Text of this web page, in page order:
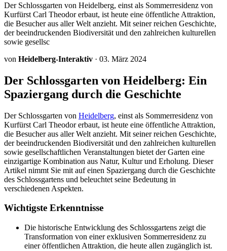
Der Schlossgarten von Heidelberg, einst als Sommerresidenz von
Kurfürst Carl Theodor erbaut, ist heute eine öffentliche Attraktion,
die Besucher aus aller Welt anzieht. Mit seiner reichen Geschichte,
der beeindruckenden Biodiversität und den zahlreichen kulturellen
sowie gesellsc
von Heidelberg-Interaktiv · 03. März 2024
Der Schlossgarten von Heidelberg: Ein
Spaziergang durch die Geschichte
Der Schlossgarten von Heidelberg, einst als Sommerresidenz von
Kurfürst Carl Theodor erbaut, ist heute eine öffentliche Attraktion,
die Besucher aus aller Welt anzieht. Mit seiner reichen Geschichte,
der beeindruckenden Biodiversität und den zahlreichen kulturellen
sowie gesellschaftlichen Veranstaltungen bietet der Garten eine
einzigartige Kombination aus Natur, Kultur und Erholung. Dieser
Artikel nimmt Sie mit auf einen Spaziergang durch die Geschichte
des Schlossgartens und beleuchtet seine Bedeutung in
verschiedenen Aspekten.
Wichtigste Erkenntnisse
Die historische Entwicklung des Schlossgartens zeigt die
Transformation von einer exklusiven Sommerresidenz zu
einer öffentlichen Attraktion, die heute allen zugänglich ist.